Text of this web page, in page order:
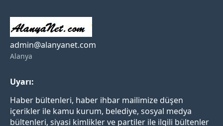
admin@alanyanet.com
Alanya
Uyarı:
Haber bültenleri, haber ihbar mailimize düşen
içerikler ile kamu kurum, belediye, sosyal medya
bültenleri, siyasi kimlikler ve partiler ile ilgili bültenler